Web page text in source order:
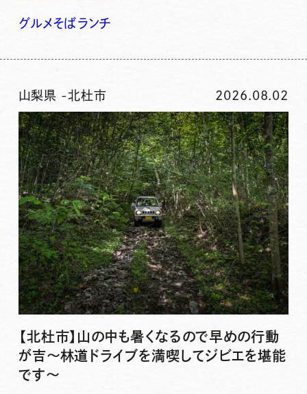
グルメそばランチ
山梨県 -北杜市 2026.08.02
【北杜市】山の中も暑くなるので早めの行動
が吉〜林道ドライブを満喫してジビエを堪能
です〜